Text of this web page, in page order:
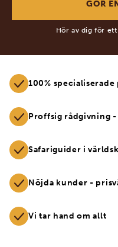
Hör av dig för
100% specialiserade
Proffsig rådgivning -
Safariguider i
Nöjda kunder -
Vi tar hand om allt